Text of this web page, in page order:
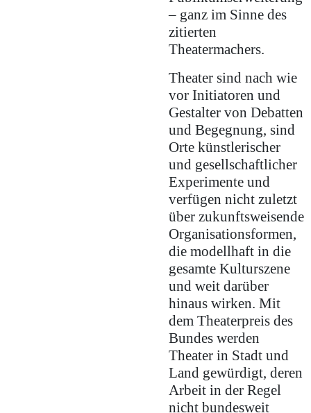
– ganz im Sinne des
zitierten
Theatermachers.
Theater sind nach wie
vor Initiatoren und
Gestalter von Debatten
und Begegnung, sind
Orte künstlerischer
und gesellschaftlicher
Experimente und
verfügen nicht zuletzt
über zukunftsweisende
Organisationsformen,
die modellhaft in die
gesamte Kulturszene
und weit darüber
hinaus wirken. Mit
dem Theaterpreis des
Bundes werden
Theater in Stadt und
Land gewürdigt, deren
Arbeit in der Regel
nicht bundesweit